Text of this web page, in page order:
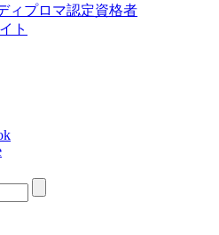
ィプロマ認定資格者
ト